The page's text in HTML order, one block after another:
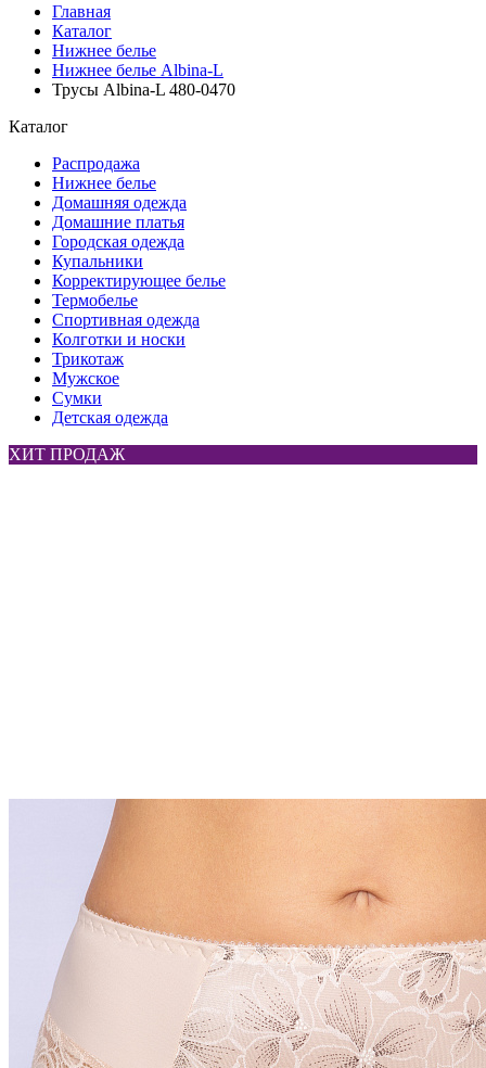
Главная
Каталог
Нижнее белье
Нижнее белье Albina-L
Трусы Albina-L 480-0470
Каталог
Распродажа
Нижнее белье
Домашняя одежда
Домашние платья
Городская одежда
Купальники
Корректирующее белье
Термобелье
Спортивная одежда
Колготки и носки
Трикотаж
Мужское
Сумки
Детская одежда
ХИТ ПРОДАЖ